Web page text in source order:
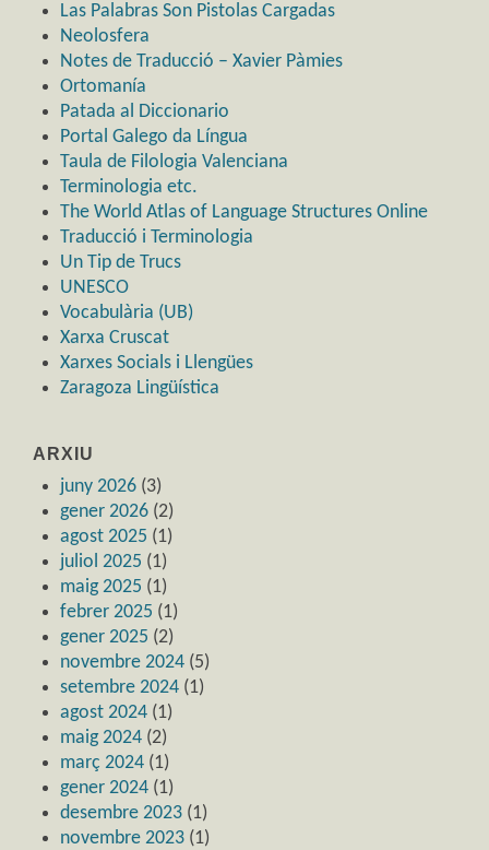
Las Palabras Son Pistolas Cargadas
Neolosfera
Notes de Traducció – Xavier Pàmies
Ortomanía
Patada al Diccionario
Portal Galego da Língua
Taula de Filologia Valenciana
Terminologia etc.
The World Atlas of Language Structures Online
Traducció i Terminologia
Un Tip de Trucs
UNESCO
Vocabulària (UB)
Xarxa Cruscat
Xarxes Socials i Llengües
Zaragoza Lingüística
ARXIU
juny 2026 (3)
gener 2026 (2)
agost 2025 (1)
juliol 2025 (1)
maig 2025 (1)
febrer 2025 (1)
gener 2025 (2)
novembre 2024 (5)
setembre 2024 (1)
agost 2024 (1)
maig 2024 (2)
març 2024 (1)
gener 2024 (1)
desembre 2023 (1)
novembre 2023 (1)